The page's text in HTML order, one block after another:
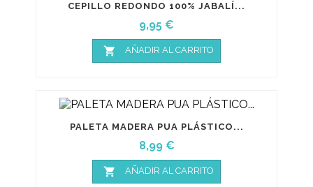
CEPILLO REDONDO 100% JABALÍ...
Precio
9,95 €
 AÑADIR AL CARRITO
PALETA MADERA PUA PLÁSTICO...
Precio
8,99 €
 AÑADIR AL CARRITO